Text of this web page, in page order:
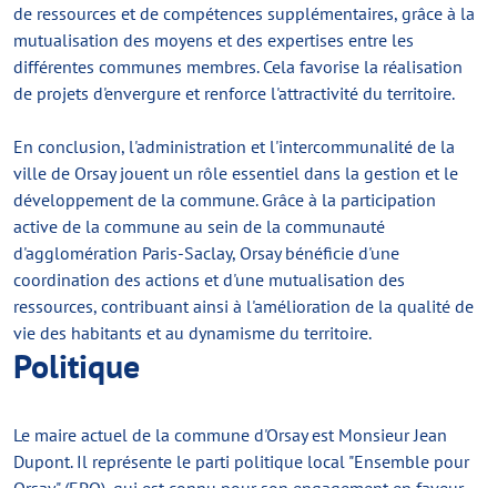
de ressources et de compétences supplémentaires, grâce à la
mutualisation des moyens et des expertises entre les
différentes communes membres. Cela favorise la réalisation
de projets d'envergure et renforce l'attractivité du territoire.
En conclusion, l'administration et l'intercommunalité de la
ville de Orsay jouent un rôle essentiel dans la gestion et le
développement de la commune. Grâce à la participation
active de la commune au sein de la communauté
d'agglomération Paris-Saclay, Orsay bénéficie d'une
coordination des actions et d'une mutualisation des
ressources, contribuant ainsi à l'amélioration de la qualité de
vie des habitants et au dynamisme du territoire.
Politique
Le maire actuel de la commune d'Orsay est Monsieur Jean
Dupont. Il représente le parti politique local "Ensemble pour